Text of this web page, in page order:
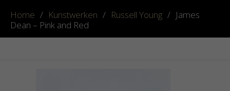
Home / Kunstwerken / Russell Young / James
Dean – Pink and Red